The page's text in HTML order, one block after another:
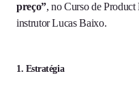
preço”, no Curso de
instrutor Lucas Baixo.
1. Estratégia